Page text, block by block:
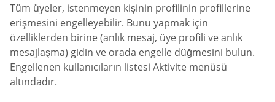
Tüm üyeler, istenmeyen kişinin profilinin profillerine
erişmesini engelleyebilir. Bunu yapmak için
özelliklerden birine (anlık mesaj, üye profili ve anlık
mesajlaşma) gidin ve orada engelle düğmesini bulun.
Engellenen kullanıcıların listesi Aktivite menüsü
altındadır.